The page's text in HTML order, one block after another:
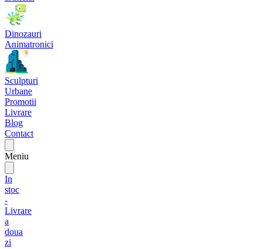
Dinozauri
Animatronici
Sculpturi
Urbane
Promotii
Livrare
Blog
Contact
Meniu
In
stoc
-
Livrare
a
doua
zi